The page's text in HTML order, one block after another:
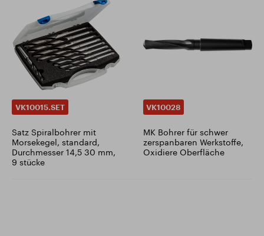
VK10015.SET
Satz Spiralbohrer mit
Morsekegel, standard,
Durchmesser 14,5 30 mm,
9 stücke
VK10028
MK Bohrer für schwer
zerspanbaren Werkstoffe,
Oxidiere Oberfläche